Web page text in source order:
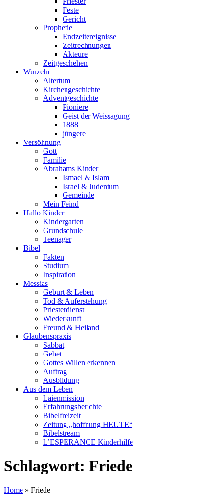
Feste
Gericht
Prophetie
Endzeitereignisse
Zeitrechnungen
Akteure
Zeitgeschehen
Wurzeln
Altertum
Kirchengeschichte
Adventgeschichte
Pioniere
Geist der Weissagung
1888
jüngere
Versöhnung
Gott
Familie
Abrahams Kinder
Ismael & Islam
Israel & Judentum
Gemeinde
Mein Feind
Hallo Kinder
Kindergarten
Grundschule
Teenager
Bibel
Fakten
Studium
Inspiration
Messias
Geburt & Leben
Tod & Auferstehung
Priesterdienst
Wiederkunft
Freund & Heiland
Glaubenspraxis
Sabbat
Gebet
Gottes Willen erkennen
Auftrag
Ausbildung
Aus dem Leben
Laienmission
Erfahrungsberichte
Bibelfreizeit
Zeitung „hoffnung HEUTE“
Bibelstream
L’ESPERANCE Kinderhilfe
Schlagwort: Friede
Home » Friede